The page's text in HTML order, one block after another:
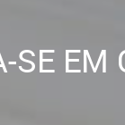
SE EM